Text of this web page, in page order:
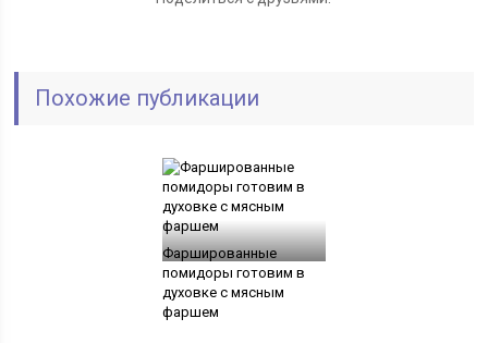
Похожие публикации
Фаршированные
помидоры готовим в
духовке с мясным
фаршем